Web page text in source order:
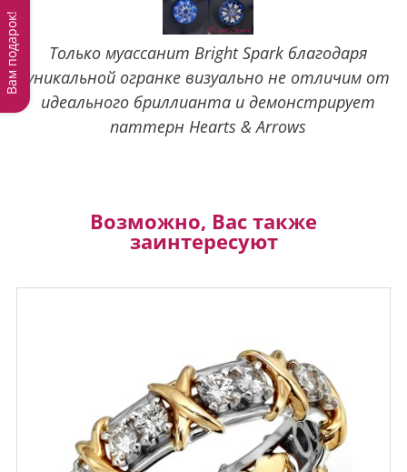
Только муассанит Bright Spark благодаря
уникальной огранке визуально не отличим от
идеального бриллианта и демонстрирует
паттерн Hearts & Arrows
Возможно, Вас также
заинтересуют
Вам подарок!